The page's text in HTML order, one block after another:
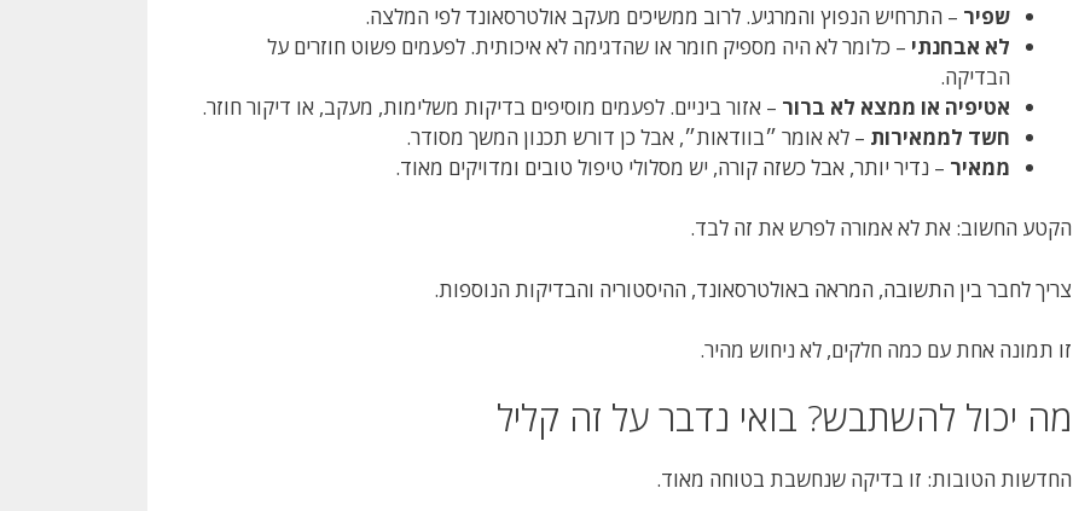
שפיר – התרחיש הנפוץ והמרגיע. לרוב ממשיכים מעקב אולטרסאונד לפי המלצה.
לא אבחנתי – כלומר לא היה מספיק חומר או שהדגימה לא איכותית. לפעמים פשוט חוזרים על
הבדיקה.
אטיפיה או ממצא לא ברור – אזור ביניים. לפעמים מוסיפים בדיקות משלימות, מעקב, או דיקור חוזר.
חשד לממאירות – לא אומר ״בוודאות״, אבל כן דורש תכנון המשך מסודר.
ממאיר – נדיר יותר, אבל כשזה קורה, יש מסלולי טיפול טובים ומדויקים מאוד.
הקטע החשוב: את לא אמורה לפרש את זה לבד.
צריך לחבר בין התשובה, המראה באולטרסאונד, ההיסטוריה והבדיקות הנוספות.
זו תמונה אחת עם כמה חלקים, לא ניחוש מהיר.
מה יכול להשתבש? בואי נדבר על זה קליל
החדשות הטובות: זו בדיקה שנחשבת בטוחה מאוד.